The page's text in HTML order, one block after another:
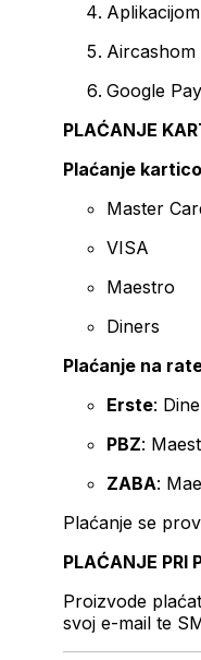
Aircashom
Google
PLAĆANJE
Plaćanje
Master
VISA
Maestro
Diners
Plaćanje na
Erste:
PBZ:
ZABA:
Plaćanje se
PLAĆANJE PRI
Proizvode
svoj e-mail te